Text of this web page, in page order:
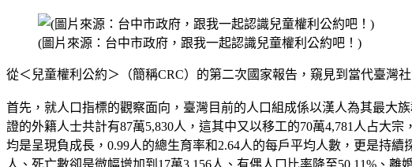
(圖片來源：台中市政府，跟我一起認識兒童權利公約吧！)
從＜兒童權利公約＞（簡稱CRC）的第二次國家報告，窺見到當代臺灣
首先，就人口指標的觀察面向，臺灣目前的人口組成係以漢人為其最大
證的外籍人士共計有87萬5,830人，這其中又以移工的70萬4,781人占大
均是呈現負成長，0.99人的總生育率和2.64人的每戶平均人數，更是持
人、死亡數卻是微幅增加到17萬3,156人、有偶人口比率降至50.11%、